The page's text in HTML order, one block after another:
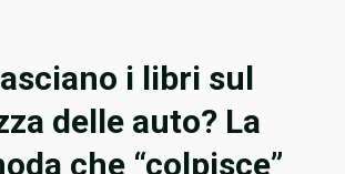
i libri sul
delle auto? La
che “colpisce”